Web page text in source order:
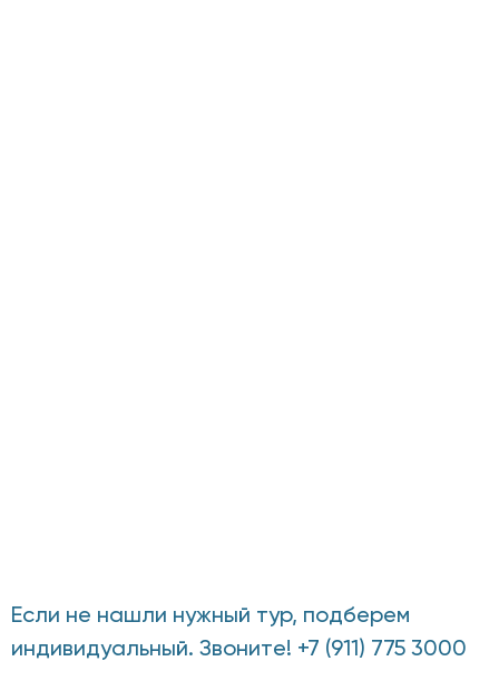
Если не нашли нужный тур, подберем
индивидуальный. Звоните! +7 (911) 775 3000